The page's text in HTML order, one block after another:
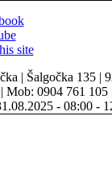
site
| Šalgočka 135 |
Mob: 0904 761
- 08:00 -